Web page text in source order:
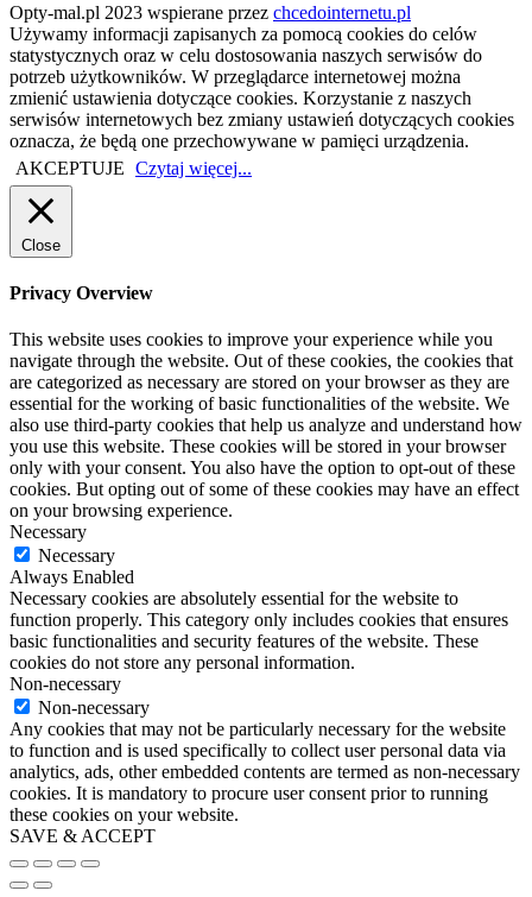
Opty-mal.pl 2023 wspierane przez chcedointernetu.pl
Używamy informacji zapisanych za pomocą cookies do celów
statystycznych oraz w celu dostosowania naszych serwisów do
potrzeb użytkowników. W przeglądarce internetowej można
zmienić ustawienia dotyczące cookies. Korzystanie z naszych
serwisów internetowych bez zmiany ustawień dotyczących cookies
oznacza, że będą one przechowywane w pamięci urządzenia.
AKCEPTUJE Czytaj więcej...
Close
Privacy Overview
This website uses cookies to improve your experience while you
navigate through the website. Out of these cookies, the cookies that
are categorized as necessary are stored on your browser as they are
essential for the working of basic functionalities of the website. We
also use third-party cookies that help us analyze and understand how
you use this website. These cookies will be stored in your browser
only with your consent. You also have the option to opt-out of these
cookies. But opting out of some of these cookies may have an effect
on your browsing experience.
Necessary
Necessary
Always Enabled
Necessary cookies are absolutely essential for the website to
function properly. This category only includes cookies that ensures
basic functionalities and security features of the website. These
cookies do not store any personal information.
Non-necessary
Non-necessary
Any cookies that may not be particularly necessary for the website
to function and is used specifically to collect user personal data via
analytics, ads, other embedded contents are termed as non-necessary
cookies. It is mandatory to procure user consent prior to running
these cookies on your website.
SAVE & ACCEPT